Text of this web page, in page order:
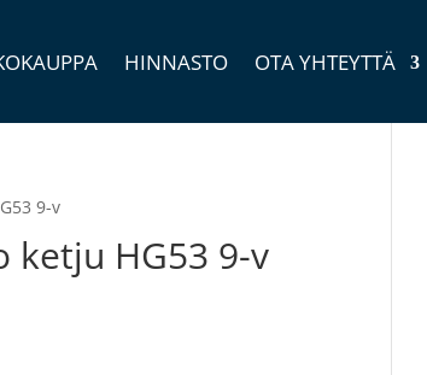
HINNASTO OTA YHTEYTTÄ
9-v
ketju HG53 9-v